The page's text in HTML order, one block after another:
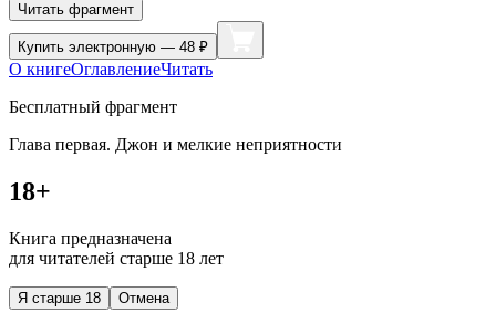
Читать фрагмент
Купить электронную — 48 ₽
О книгеОглавлениеЧитать
Бесплатный фрагмент
Глава первая. Джон и мелкие неприятности
18+
Книга предназначена
для читателей старше 18 лет
Я старше 18 Отмена